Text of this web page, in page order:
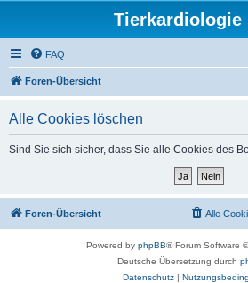
Tierkardiologie
FAQ
Foren-Übersicht
Alle Cookies löschen
Sind Sie sich sicher, dass Sie alle Cookies des
Foren-Übersicht Alle
Powered by phpBB® Forum Software
Deutsche Übersetzung durch
Datenschutz|